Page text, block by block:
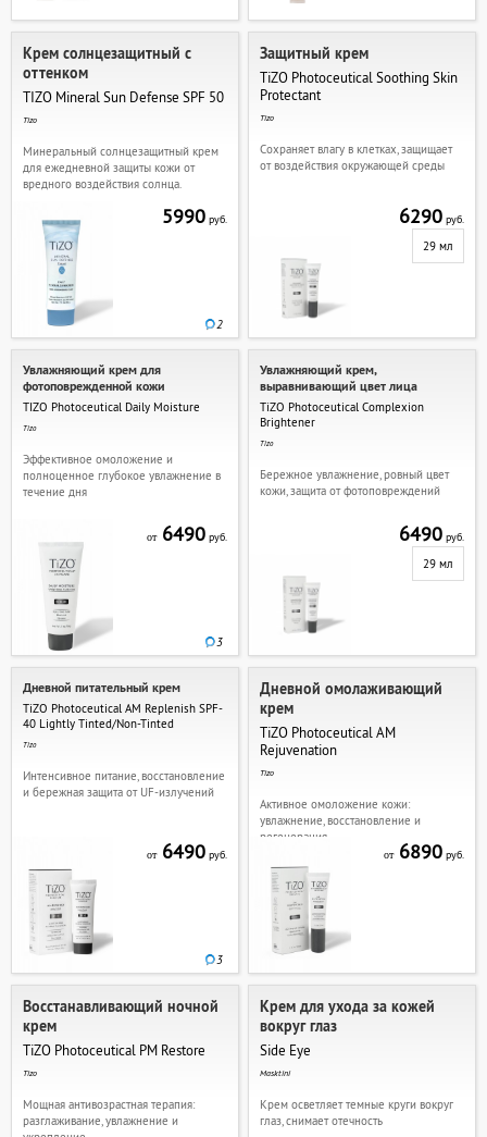
Крем солнцезащитный с
оттенком
TIZO Mineral Sun Defense SPF 50
Tizo
Минеральный солнцезащитный крем
для ежедневной защиты кожи от
вредного воздействия солнца.
5990руб.
2
Защитный крем
TiZO Photoceutical Soothing Skin
Protectant
Tizo
Сохраняет влагу в клетках, защищает
от воздействия окружающей среды
6290руб.
29 мл
Увлажняющий крем для
фотоповрежденной кожи
TIZO Photoceutical Daily Moisture
Tizo
Эффективное омоложение и
полноценное глубокое увлажнение в
течение дня
от6490руб.
3
Увлажняющий крем,
выравнивающий цвет лица
TiZO Photoceutical Complexion
Brightеner
Tizo
Бережное увлажнение, ровный цвет
кожи, защита от фотоповреждений
6490руб.
29 мл
Дневной питательный крем
TiZO Photoceutical AM Replenish SPF-
40 Lightly Tinted/Non-Tinted
Tizo
Интенсивное питание, восстановление
и бережная защита от UF-излучений
от6490руб.
3
Дневной омолаживающий
крем
TiZO Photoceutical AM
Rejuvеnation
Tizo
Активное омоложение кожи:
увлажнение, восстановление и
регенерация.
от6890руб.
Восстанавливающий ночной
крем
TiZO Photoceutical PM Restore
Tizo
Мощная антивозрастная терапия:
разглаживание, увлажнение и
Крем для ухода за кожей
вокруг глаз
Side Eye
Masktini
Крем осветляет темные круги вокруг
глаз, снимает отечность